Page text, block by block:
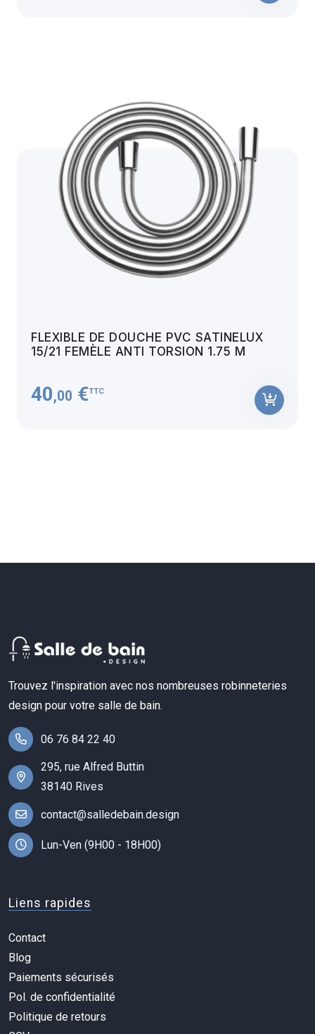
FLEXIBLE DE DOUCHE PVC SATINELUX
15/21 FEMÈLE ANTI TORSION 1.75 M
40,00 €TTC
Trouvez l'inspiration avec nos nombreuses robinneteries
design pour votre salle de bain.
06 76 84 22 40
295, rue Alfred Buttin
38140 Rives
contact@salledebain.design
Lun-Ven (9H00 - 18H00)
Liens rapides
Contact
Blog
Paiements sécurisés
Pol. de confidentialité
Politique de retours